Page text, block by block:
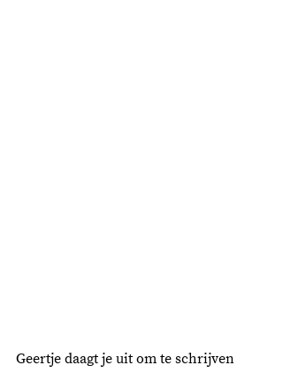
Geertje daagt je uit om te schrijven